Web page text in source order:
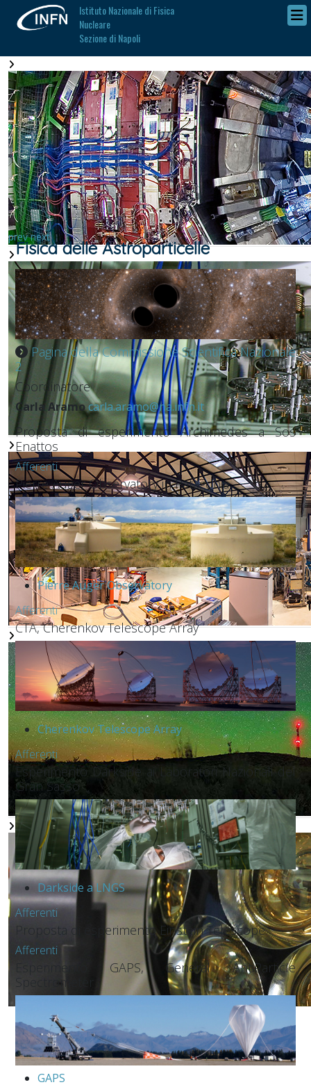
Istituto Nazionale di Fisica
Nucleare
Sezione di Napoli
prev next
Fisica delle Astroparticelle
Pagina della Commissione Scientifica Nazionale
2
Coordinatore
Carla Aramocarla.aramo@na.infn.it
Proposta di esperimento Archimedes a Sos
Enattos
Afferenti
Pierre Auger Observatory in Patagonia
Pierre Auger Observatory
Afferenti
CTA, Cherenkov Telescope Array
Cherenkov Telescope Array
Afferenti
Esperimento Darkside ai Laboratori Nazionali del
Gran Sasso
Darkside a LNGS
Afferenti
Proposta di esperimento Einstein Telescope
Afferenti
Esperimento GAPS, General AntiParticle
Spectrometer
GAPS